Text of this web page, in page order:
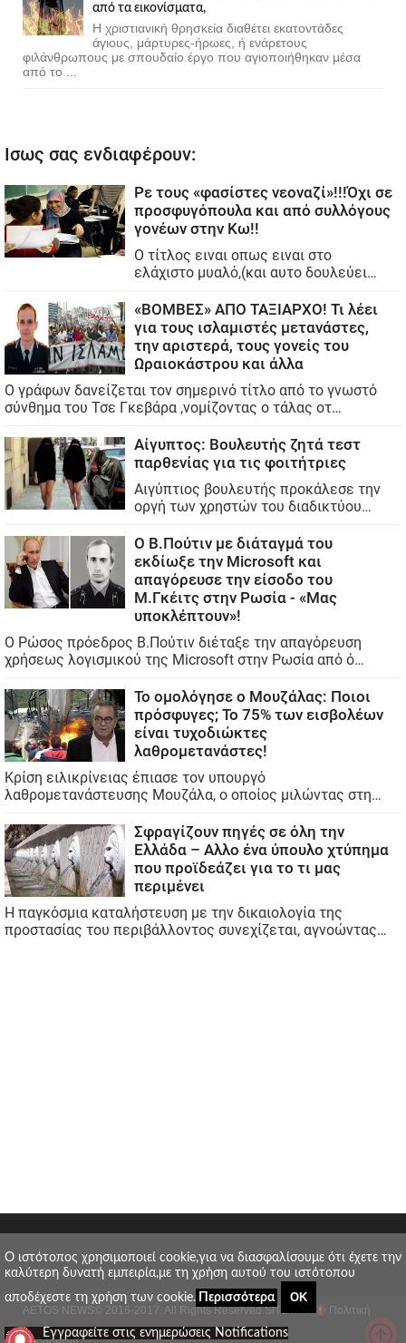
από τα εικονίσματα,
Η χριστιανική θρησκεία διαθέτει εκατοντάδες
άγιους, μάρτυρες-ήρωες, ή ενάρετους
φιλάνθρωπους με σπουδαίο έργο που αγιοποιήθηκαν μέσα
από το ...
AETOS NEWS © 2016-2017. All Rights Reserved.SITE MAP Πολιτική
O ιστότοπος χρησιμοποιεί cookie,για να διασφαλίσουμε ότι έχετε την
καλύτερη δυνατή εμπειρία,με τη χρήση αυτού του ιστότοπου
αποδέχεστε τη χρήση των cookie.
Περισσότερα ΟΚ
_ Εγγραφείτε στις ενημερώσεις Notifications